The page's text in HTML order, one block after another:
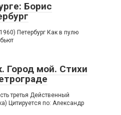
Борис
Петербург Как в пулю
Город мой. Стихи
третья Действенный
Цитируется по: Александр